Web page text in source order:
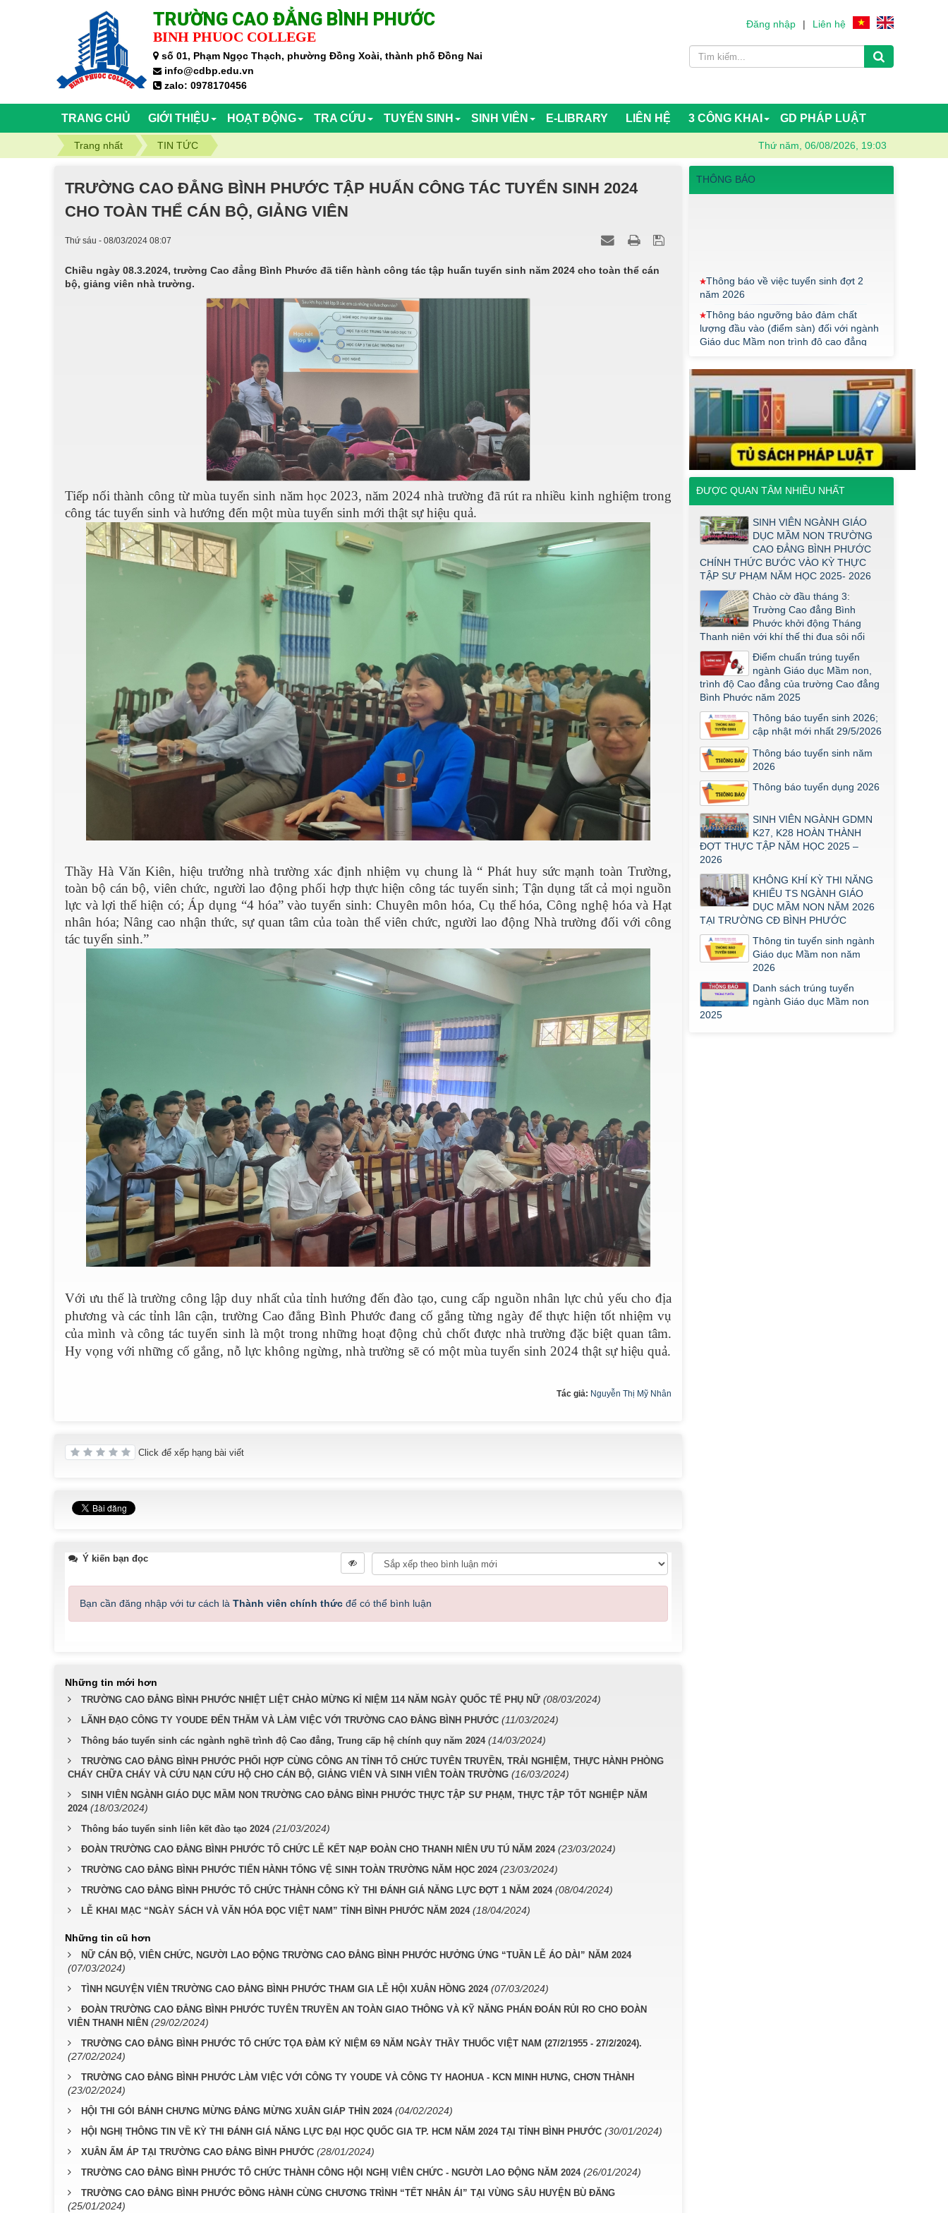
TRƯỜNG CAO ĐẲNG BÌNH PHƯỚC
BINH PHUOC COLLEGE
số 01, Phạm Ngọc Thạch, phường Đồng Xoài, thành phố Đồng Nai
info@cdbp.edu.vn
zalo: 0978170456
Đăng nhập | Liên hệ
TRANG CHỦ GIỚI THIỆU HOẠT ĐỘNG TRA CỨU TUYỂN SINH SINH VIÊN E-LIBRARY LIÊN HỆ 3 CÔNG KHAI GD PHÁP LUẬT
Trang nhất TIN TỨC Thứ năm, 06/08/2026, 19:03
TRƯỜNG CAO ĐẲNG BÌNH PHƯỚC TẬP HUẤN CÔNG TÁC TUYỂN SINH 2024
CHO TOÀN THỂ CÁN BỘ, GIẢNG VIÊN
Thứ sáu - 08/03/2024 08:07
Chiều ngày 08.3.2024, trường Cao đẳng Bình Phước đã tiến hành công tác tập huấn tuyển sinh năm 2024 cho toàn thể cán
bộ, giảng viên nhà trường.
Tiếp nối thành công từ mùa tuyển sinh năm học 2023, năm 2024 nhà trường đã rút ra nhiều kinh nghiệm trong
công tác tuyển sinh và hướng đến một mùa tuyển sinh mới thật sự hiệu quả.
Thầy Hà Văn Kiên, hiệu trưởng nhà trường xác định nhiệm vụ chung là “ Phát huy sức mạnh toàn Trường,
toàn bộ cán bộ, viên chức, người lao động phối hợp thực hiện công tác tuyển sinh; Tận dụng tất cả mọi nguồn
lực và lợi thế hiện có; Áp dụng “4 hóa” vào tuyển sinh: Chuyên môn hóa, Cụ thể hóa, Công nghệ hóa và Hạt
nhân hóa; Nâng cao nhận thức, sự quan tâm của toàn thể viên chức, người lao động Nhà trường đối với công
tác tuyển sinh.”
Với ưu thế là trường công lập duy nhất của tỉnh hướng đến đào tạo, cung cấp nguồn nhân lực chủ yếu cho địa
phương và các tỉnh lân cận, trường Cao đẳng Bình Phước đang cố gắng từng ngày để thực hiện tốt nhiệm vụ
của mình và công tác tuyển sinh là một trong những hoạt động chủ chốt được nhà trường đặc biệt quan tâm.
Hy vọng với những cố gắng, nỗ lực không ngừng, nhà trường sẽ có một mùa tuyển sinh 2024 thật sự hiệu quả.
Tác giả: Nguyễn Thị Mỹ Nhân
Click để xếp hạng bài viết
Ý kiến bạn đọc
Bạn cần đăng nhập với tư cách là Thành viên chính thức để có thể bình luận
Những tin mới hơn
TRƯỜNG CAO ĐẲNG BÌNH PHƯỚC NHIỆT LIỆT CHÀO MỪNG KỈ NIỆM 114 NĂM NGÀY QUỐC TẾ PHỤ NỮ (08/03/2024)
LÃNH ĐẠO CÔNG TY YOUDE ĐẾN THĂM VÀ LÀM VIỆC VỚI TRƯỜNG CAO ĐẲNG BÌNH PHƯỚC (11/03/2024)
Thông báo tuyển sinh các ngành nghề trình độ Cao đẳng, Trung cấp hệ chính quy năm 2024 (14/03/2024)
TRƯỜNG CAO ĐẲNG BÌNH PHƯỚC PHỐI HỢP CÙNG CÔNG AN TỈNH TỔ CHỨC TUYÊN TRUYỀN, TRẢI NGHIỆM, THỰC HÀNH PHÒNG
CHÁY CHỮA CHÁY VÀ CỨU NẠN CỨU HỘ CHO CÁN BỘ, GIẢNG VIÊN VÀ SINH VIÊN TOÀN TRƯỜNG (16/03/2024)
SINH VIÊN NGÀNH GIÁO DỤC MẦM NON TRƯỜNG CAO ĐẲNG BÌNH PHƯỚC THỰC TẬP SƯ PHẠM, THỰC TẬP TỐT NGHIỆP NĂM
2024 (18/03/2024)
Thông báo tuyển sinh liên kết đào tạo 2024 (21/03/2024)
ĐOÀN TRƯỜNG CAO ĐẲNG BÌNH PHƯỚC TỔ CHỨC LỄ KẾT NẠP ĐOÀN CHO THANH NIÊN ƯU TÚ NĂM 2024 (23/03/2024)
TRƯỜNG CAO ĐẲNG BÌNH PHƯỚC TIẾN HÀNH TỔNG VỆ SINH TOÀN TRƯỜNG NĂM HỌC 2024 (23/03/2024)
TRƯỜNG CAO ĐẲNG BÌNH PHƯỚC TỔ CHỨC THÀNH CÔNG KỲ THI ĐÁNH GIÁ NĂNG LỰC ĐỢT 1 NĂM 2024 (08/04/2024)
LỄ KHAI MẠC “NGÀY SÁCH VÀ VĂN HÓA ĐỌC VIỆT NAM” TỈNH BÌNH PHƯỚC NĂM 2024 (18/04/2024)
Những tin cũ hơn
NỮ CÁN BỘ, VIÊN CHỨC, NGƯỜI LAO ĐỘNG TRƯỜNG CAO ĐẲNG BÌNH PHƯỚC HƯỞNG ỨNG “TUẦN LỄ ÁO DÀI” NĂM 2024
(07/03/2024)
TÌNH NGUYỆN VIÊN TRƯỜNG CAO ĐẲNG BÌNH PHƯỚC THAM GIA LỄ HỘI XUÂN HỒNG 2024 (07/03/2024)
ĐOÀN TRƯỜNG CAO ĐẲNG BÌNH PHƯỚC TUYÊN TRUYỀN AN TOÀN GIAO THÔNG VÀ KỸ NĂNG PHÁN ĐOÁN RỦI RO CHO ĐOÀN
VIÊN THANH NIÊN (29/02/2024)
TRƯỜNG CAO ĐẲNG BÌNH PHƯỚC TỔ CHỨC TỌA ĐÀM KỶ NIỆM 69 NĂM NGÀY THẦY THUỐC VIỆT NAM (27/2/1955 - 27/2/2024).
(27/02/2024)
TRƯỜNG CAO ĐẲNG BÌNH PHƯỚC LÀM VIỆC VỚI CÔNG TY YOUDE VÀ CÔNG TY HAOHUA - KCN MINH HƯNG, CHƠN THÀNH
(23/02/2024)
HỘI THI GÓI BÁNH CHƯNG MỪNG ĐẢNG MỪNG XUÂN GIÁP THÌN 2024 (04/02/2024)
HỘI NGHỊ THÔNG TIN VỀ KỲ THI ĐÁNH GIÁ NĂNG LỰC ĐẠI HỌC QUỐC GIA TP. HCM NĂM 2024 TẠI TỈNH BÌNH PHƯỚC (30/01/2024)
XUÂN ẤM ÁP TẠI TRƯỜNG CAO ĐẲNG BÌNH PHƯỚC (28/01/2024)
TRƯỜNG CAO ĐẲNG BÌNH PHƯỚC TỔ CHỨC THÀNH CÔNG HỘI NGHỊ VIÊN CHỨC - NGƯỜI LAO ĐỘNG NĂM 2024 (26/01/2024)
TRƯỜNG CAO ĐẲNG BÌNH PHƯỚC ĐỒNG HÀNH CÙNG CHƯƠNG TRÌNH “TẾT NHÂN ÁI” TẠI VÙNG SÂU HUYỆN BÙ ĐĂNG
(25/01/2024)
THÔNG BÁO
Thông báo ngưỡng bảo đảm chất
lượng đầu vào (điểm sàn) đối với ngành
Giáo dục Mầm non trình độ cao đẳng
năm 2026
Thông báo về việc triển khai một số
văn bản mới
THÔNG BÁO VỀ VIỆC PHÚC KHẢO
ĐIỂM THI TỐT NGHIỆP KHỐI Y DƯỢC
NĂM 2026
ĐIỂM TỐT NGHIỆP KHỐI Y - DƯỢC
NĂM 2026
khiếu ngành Giáo dục Mầm non năm
2026
Thông báo về việc tuyển sinh đợt 2
năm 2026
Thông báo ngưỡng bảo đảm chất
lượng đầu vào (điểm sàn) đối với ngành
Giáo dục Mầm non trình độ cao đẳng
năm 2026
Điểm thi năng khiếu ngành Giáo dục
Mầm Non đợt 1 2026
Thông báo về việc triển khai một số
văn bản mới
THÔNG BÁO VỀ VIỆC PHÚC KHẢO
ĐIỂM THI TỐT NGHIỆP KHỐI Y DƯỢC
NĂM 2026
ĐIỂM TỐT NGHIỆP KHỐI Y - DƯỢC
NĂM 2026
Thông báo về việc tổ chức thi năng
khiếu ngành Giáo dục Mầm non năm
2026
ĐƯỢC QUAN TÂM NHIỀU NHẤT
SINH VIÊN NGÀNH GIÁO
DỤC MẦM NON TRƯỜNG
CAO ĐẲNG BÌNH PHƯỚC
CHÍNH THỨC BƯỚC VÀO KỲ THỰC
TẬP SƯ PHẠM NĂM HỌC 2025- 2026
Chào cờ đầu tháng 3:
Trường Cao đẳng Bình
Phước khởi động Tháng
Thanh niên với khí thế thi đua sôi nổi
Điểm chuẩn trúng tuyển
ngành Giáo dục Mầm non,
trình độ Cao đẳng của trường Cao đẳng
Bình Phước năm 2025
Thông báo tuyển sinh 2026;
cập nhật mới nhất 29/5/2026
Thông báo tuyển sinh năm
2026
Thông báo tuyển dụng 2026
SINH VIÊN NGÀNH GDMN
K27, K28 HOÀN THÀNH
ĐỢT THỰC TẬP NĂM HỌC 2025 –
2026
KHÔNG KHÍ KỲ THI NĂNG
KHIẾU TS NGÀNH GIÁO
DỤC MẦM NON NĂM 2026
TẠI TRƯỜNG CĐ BÌNH PHƯỚC
Thông tin tuyển sinh ngành
Giáo dục Mầm non năm
2026
Danh sách trúng tuyển
ngành Giáo dục Mầm non
2025